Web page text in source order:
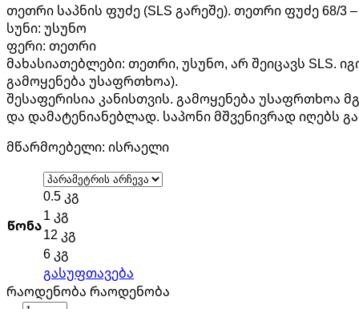
თეთრი საპნის ფუძე (SLS გარეშე). თეთრი ფუძე 68/3
სუნი: უსუნო
ფერი: თეთრი
მახასიათებლები: თეთრი, უსუნო, არ შეიცავს SLS.
გამოყენება უსაფრთხოა).
შესაფერისია კანისთვის. გამოყენება უსაფრთხოა
და დამატენიანებლად. საპონი მშვენივრად იღებს
მწარმოებელი: ისრაელი
წონა
0.5 კგ
1 კგ
12 კგ
6 კგ
გასუფთავება
რაოდენობა რაოდენობა